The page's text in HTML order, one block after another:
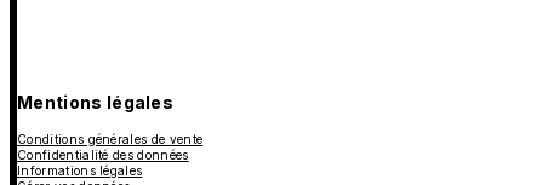
Mentions légales
Conditions générales de vente
Confidentialité des données
Informations légales